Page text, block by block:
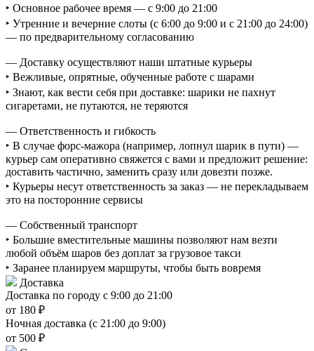
‣ Основное рабочее время — с 9:00 до 21:00
‣ Утренние и вечерние слоты (с 6:00 до 9:00 и с 21:00 до 24:00)
— по предварительному согласованию
— Доставку осуществляют наши штатные курьеры
‣ Вежливые, опрятные, обученные работе с шарами
‣ Знают, как вести себя при доставке: шарики не пахнут
сигаретами, не путаются, не теряются
— Ответственность и гибкость
‣ В случае форс-мажора (например, лопнул шарик в пути) —
курьер сам оперативно свяжется с вами и предложит решение:
доставить частично, заменить сразу или довезти позже.
‣ Курьеры несут ответственность за заказ — не перекладываем
это на посторонние сервисы
— Собственный транспорт
‣ Большие вместительные машины позволяют нам везти
любой объём шаров без доплат за грузовое такси
‣ Заранее планируем маршруты, чтобы быть вовремя
Доставка
Доставка по городу с 9:00 до 21:00
от 180 ₽
Ночная доставка (с 21:00 до 9:00)
от 500 ₽